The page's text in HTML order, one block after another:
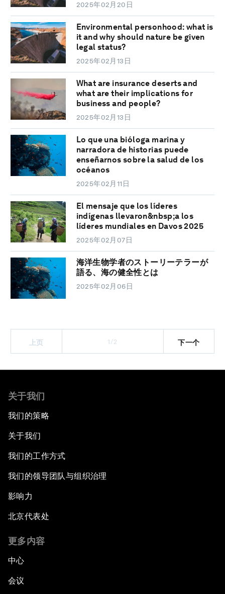
2025年02月20日
Environmental personhood: what is
it and why should nature be given
legal status?
2025年02月13日
What are insurance deserts and
what are their implications for
business and people?
2025年02月13日
Lo que una bióloga marina y
narradora de historias puede
enseñarnos sobre la salud de los
océanos
2025年02月11日
El mensaje que los líderes
indígenas llevaron&nbsp;a los
líderes mundiales en Davos 2025
2025年02月07日
海洋生物学者のストーリーテラーが
語る、海の健全性とは
2025年02月06日
上页 1/2 下一个
关于我们
我们的策略
关于我们
我们的工作方式
我们的领导团队与组织治理
影响力
北京代表处
更多内容
中心
会议